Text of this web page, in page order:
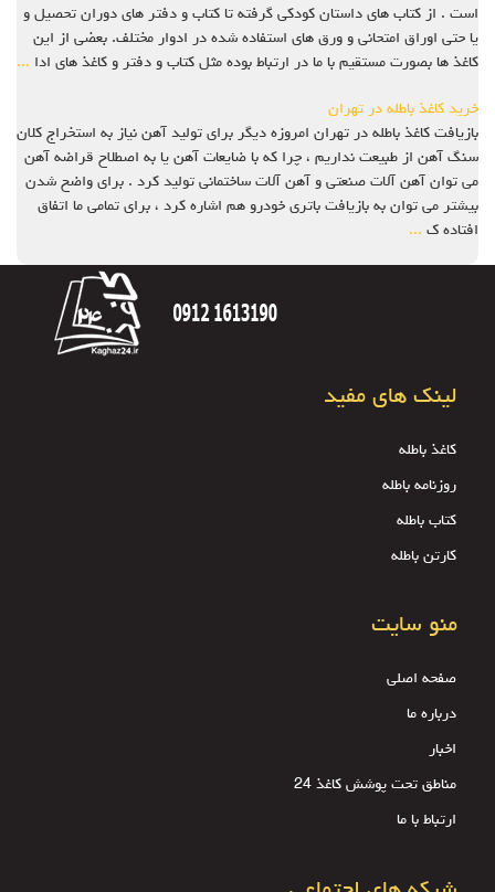
است . از کتاب های داستان کودکی گرفته تا کتاب و دفتر های دوران تحصیل و
یا حتی اوراق امتحانی و ورق های استفاده شده در ادوار مختلف. بعضی از این
کاغذ ها بصورت مستقیم با ما در ارتباط بوده مثل کتاب و دفتر و کاغذ های ادا ...
خرید کاغذ باطله در تهران
بازیافت کاغذ باطله در تهران امروزه دیگر برای تولید آهن نیاز به استخراج کلان
سنگ آهن از طبیعت نداریم ، چرا که با ضایعات آهن یا به اصطلاح قراضه آهن
می توان آهن آلات صنعتی و آهن آلات ساختمانی تولید کرد . برای واضح شدن
بیشتر می توان به بازیافت باتری خودرو هم اشاره کرد ، برای تمامی ما اتفاق
افتاده ک ...
لینک های مفید
کاغذ باطله
روزنامه باطله
کتاب باطله
کارتن باطله
منو سایت
صفحه اصلی
درباره ما
اخبار
مناطق تحت پوشش کاغذ 24
ارتباط با ما